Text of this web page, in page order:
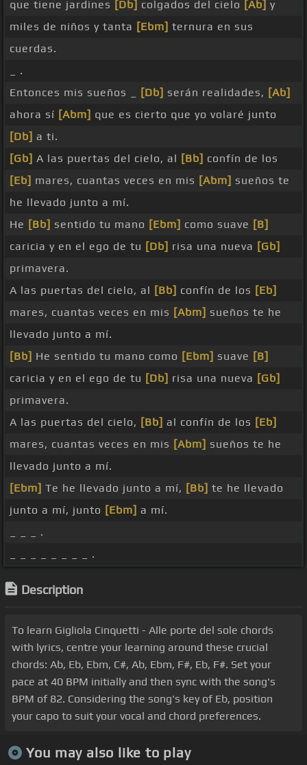
que tiene jardines [Db] colgados del cielo [Ab] y
miles de niños y tanta [Ebm] ternura en sus
cuerdas.
_ .
Entonces mis sueños _
[Db] serán realidades, [Ab]
ahora sí [Abm] que es cierto que yo volaré junto
[Db] a ti.
[Gb] A las puertas del cielo, al [Bb] confín de los
[Eb] mares, cuantas veces en mis [Abm] sueños te
he llevado junto a mí.
He [Bb] sentido tu mano [Ebm] como suave [B]
caricia y en el ego de tu [Db] risa una nueva [Gb]
primavera.
A las puertas del cielo, al [Bb] confín de los [Eb]
mares, cuantas veces en mis [Abm] sueños te he
llevado junto a mí.
[Bb] He sentido tu mano como [Ebm] suave [B]
caricia y en el ego de tu [Db] risa una nueva [Gb]
primavera.
A las puertas del cielo, [Bb] al confín de los [Eb]
mares, cuantas veces en mis [Abm] sueños te he
llevado junto a mí.
[Ebm] Te he llevado junto a mí, [Bb] te he llevado
junto a mí, junto [Ebm] a mí.
_ _ _ .
_ _ _ _ _ _ _ _ .
Description
To learn Gigliola Cinquetti - Alle porte del sole chords
with lyrics, centre your learning around these crucial
chords: Ab, Eb, Ebm, C#, Ab, Ebm, F#, Eb, F#. Set your
pace at 40 BPM initially and then sync with the song's
BPM of 82. Considering the song's key of Eb, position
your capo to suit your vocal and chord preferences.
You may also like to play